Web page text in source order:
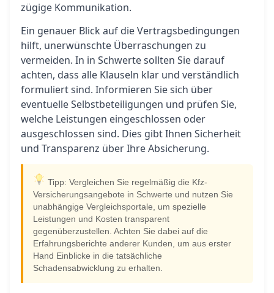
zügige Kommunikation.
Ein genauer Blick auf die Vertragsbedingungen
hilft, unerwünschte Überraschungen zu
vermeiden. In in Schwerte sollten Sie darauf
achten, dass alle Klauseln klar und verständlich
formuliert sind. Informieren Sie sich über
eventuelle Selbstbeteiligungen und prüfen Sie,
welche Leistungen eingeschlossen oder
ausgeschlossen sind. Dies gibt Ihnen Sicherheit
und Transparenz über Ihre Absicherung.
Tipp: Vergleichen Sie regelmäßig die Kfz-
Versicherungsangebote in Schwerte und nutzen Sie
unabhängige Vergleichsportale, um spezielle
Leistungen und Kosten transparent
gegenüberzustellen. Achten Sie dabei auf die
Erfahrungsberichte anderer Kunden, um aus erster
Hand Einblicke in die tatsächliche
Schadensabwicklung zu erhalten.